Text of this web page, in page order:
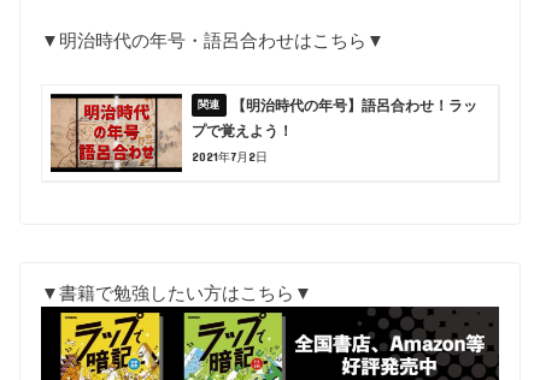
▼明治時代の年号・語呂合わせはこちら▼
【明治時代の年号】語呂合わせ！ラッ
プで覚えよう！
2021年7月2日
▼書籍で勉強したい方はこちら▼